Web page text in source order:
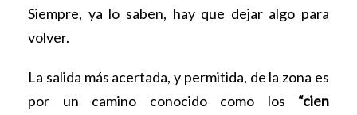
Siempre, ya lo saben, hay que dejar algo para
volver.
La salida más acertada, y permitida, de la zona es
por un camino conocido como los “cien